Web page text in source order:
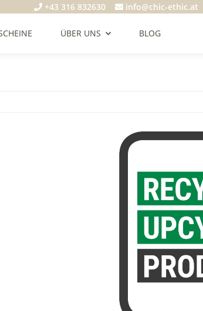
+43 316 832630 info@chic-ethic.at
ÜBER UNS BLOG